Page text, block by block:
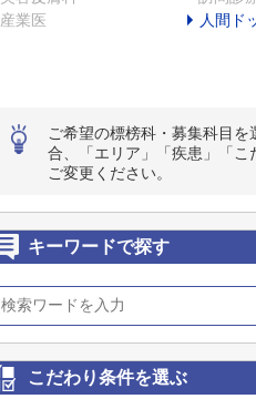
産業医
人間ド
ご希望の標榜科・募集科目を
合、「エリア」「疾患」「こ
ご変更ください。
キーワードで探す
こだわり条件を選ぶ